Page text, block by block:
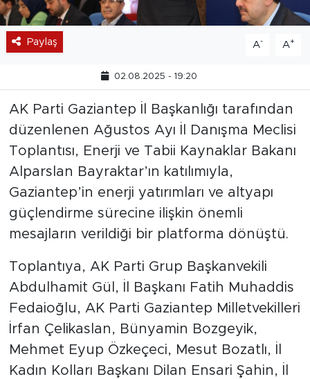
Paylaş A- A+
02.08.2025 - 19:20
AK Parti Gaziantep İl Başkanlığı tarafından
düzenlenen Ağustos Ayı İl Danışma Meclisi
Toplantısı, Enerji ve Tabii Kaynaklar Bakanı
Alparslan Bayraktar’ın katılımıyla,
Gaziantep’in enerji yatırımları ve altyapı
güçlendirme sürecine ilişkin önemli
mesajların verildiği bir platforma dönüştü.
Toplantıya, AK Parti Grup Başkanvekili
Abdulhamit Gül, İl Başkanı Fatih Muhaddis
Fedaioğlu, AK Parti Gaziantep Milletvekilleri
İrfan Çelikaslan, Bünyamin Bozgeyik,
Mehmet Eyup Özkeçeci, Mesut Bozatlı, İl
Kadın Kolları Başkanı Dilan Ensari Şahin, İl